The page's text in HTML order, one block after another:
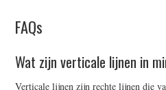
FAQs
Wat zijn verticale lijnen in
Verticale lijnen zijn rechte lijnen die